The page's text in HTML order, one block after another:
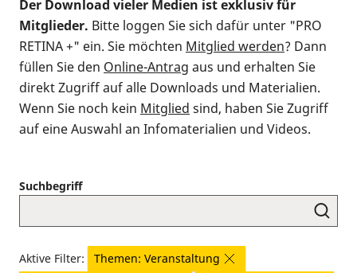
Der Download vieler Medien ist exklusiv für
Mitglieder. Bitte loggen Sie sich dafür unter "PRO
RETINA +" ein. Sie möchten Mitglied werden? Dann
füllen Sie den Online-Antrag aus und erhalten Sie
direkt Zugriff auf alle Downloads und Materialien.
Wenn Sie noch kein Mitglied sind, haben Sie Zugriff
auf eine Auswahl an Infomaterialien und Videos.
Suchbegriff
Aktive Filter:
Themen: Veranstaltung